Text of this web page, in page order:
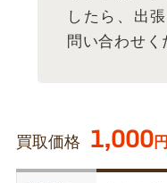
したら、出
問い合わせく
買取価格 1,000円